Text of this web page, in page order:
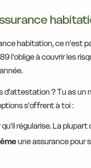
habitation, ce n'est
l'oblige à couvrir les
d'attestation ? Tu as un
s'offrent à toi :
régularise. La
une assurance pour